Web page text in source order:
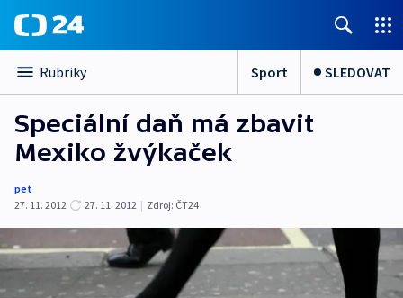
Rubriky Sport SLEDOVAT
Speciální daň má zbavit
Mexiko žvýkaček
pet
27. 11. 2012
27. 11. 2012 | Zdroj: ČT24